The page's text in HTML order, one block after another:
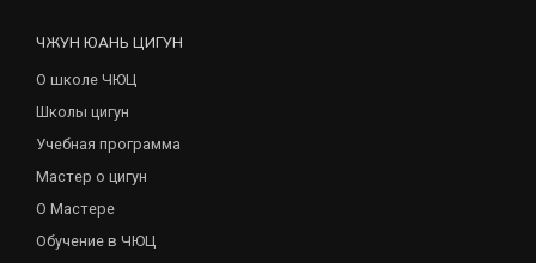
ЧЖУН ЮАНЬ ЦИГУН
О школе ЧЮЦ
Школы цигун
Учебная программа
Мастер о цигун
О Мастере
Обучение в ЧЮЦ